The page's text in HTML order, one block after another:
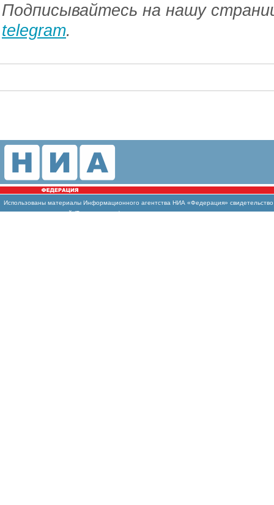
Подписывайтесь на нашу
telegram.
Использованы материалы Информационного агентства НИА «Федерация»
массовых коммуникаций (Роскомнадзор)